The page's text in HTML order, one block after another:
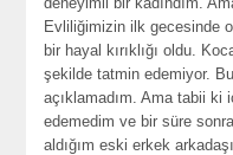
Evliliğimizin ilk gecesinde
bir hayal kırıklığı oldu.
şekilde tatmin edemiyor.
açıklamadım. Ama tabii ki
edemedim ve bir süre
aldığım eski erkek